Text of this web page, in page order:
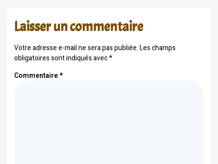
Laisser un commentaire
Votre adresse e-mail ne sera pas publiée.Les champs
obligatoires sont indiqués avec*
Commentaire*